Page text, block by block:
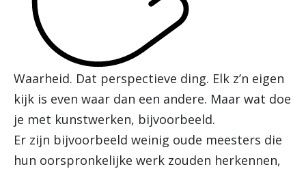
Waarheid. Dat perspectieve ding. Elk z’n eigen
kijk is even waar dan een andere. Maar wat doe
je met kunstwerken, bijvoorbeeld.
Er zijn bijvoorbeeld weinig oude meesters die
hun oorspronkelijke werk zouden herkennen,